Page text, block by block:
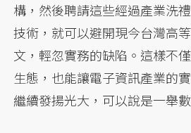
構，然後聘請這些經過產業洗
技術，就可以避開現今台灣高
文，輕忽實務的缺陷。這樣不
生態，也能讓電子資訊產業的
繼續發揚光大，可以說是一舉